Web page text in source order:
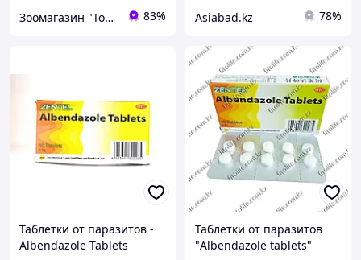
Зоомагазин "Толстый кот" 83% Asiabad.kz 78%
Таблетки от паразитов -
Albendazole Tablets
Таблетки от паразитов
"Albendazole tablets"